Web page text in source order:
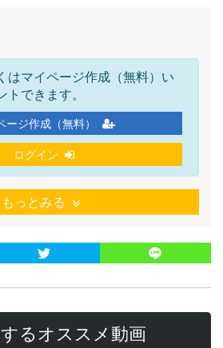
はマイページ作成（無料）い
できます。
ージ作成（無料）
ログイン
もっとみる
るオススメ動画